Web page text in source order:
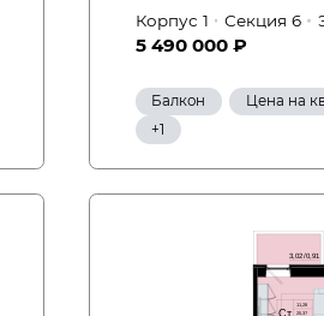
Корпус 1 Секция 6
5 490 000 ₽
Балкон
Цена на
+1
Просторная кухня-гостиная